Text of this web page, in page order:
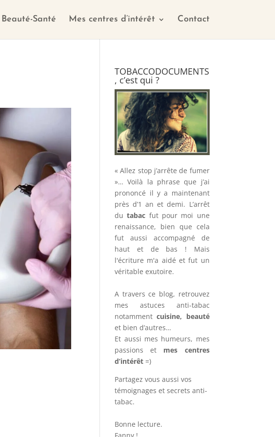
Beauté-Santé Mes centres d’intérêt Contact
TOBACCODOCUMENTS
, c’est qui ?
« Allez stop j’arrête de fumer
»… Voilà la phrase que j’ai
prononcé il y a maintenant
près d’1 an et demi. L’arrêt
dutabac fut pour moi une
renaissance, bien que cela
fut aussi accompagné de
haut et de bas ! Mais
l'écriture m'a aidé et fut un
véritable exutoire.
A travers ce blog, retrouvez
mes astuces anti-tabac
notammentcuisine, beauté
et bien d’autres…
Et aussi mes humeurs, mes
passions et mes centres
d’intérêt =)
Partagez vous aussi vos
témoignages et secrets anti-
tabac.
Bonne lecture.